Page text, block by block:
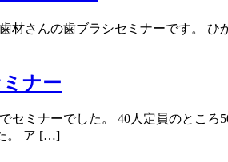
材さんの歯ブラシセミナーです。
ナー
セミナーでした。 40人定員のとこ
。 ア […]